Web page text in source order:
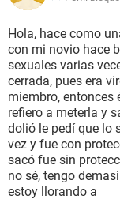
SEXUALIDAD
GLOSARIO
Hola, hace como
con mi novio hace
sexuales varias
cerrada, pues era
miembro, entonces
refiero a meterla y
dolió le pedí que lo
vez y fue con
sacó fue sin
no sé, tengo
estoy llorando a